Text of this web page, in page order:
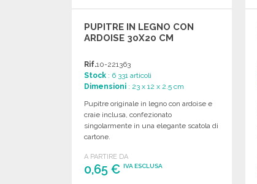
PUPITRE IN LEGNO CON
ARDOISE 30X20 CM
Rif.10-221363
Stock : 6 331 articoli
Dimensioni : 23 x 12 x 2.5 cm
Pupitre originale in legno con ardoise e
craie inclusa, confezionato
singolarmente in una elegante scatola di
cartone.
A PARTIRE DA
0,65 € IVA ESCLUSA